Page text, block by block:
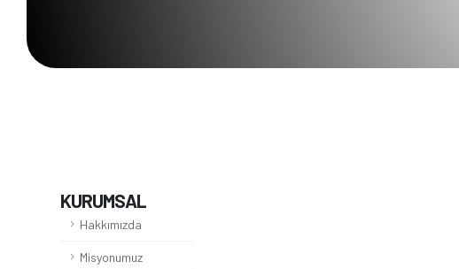
KURUMSAL
Hakkımızda
Misyonumuz